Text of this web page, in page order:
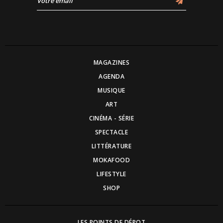
MAGAZINES
AGENDA
MUSIQUE
ART
CINÉMA - SÉRIE
SPECTACLE
LITTÉRATURE
MOKAFOOD
LIFESTYLE
SHOP